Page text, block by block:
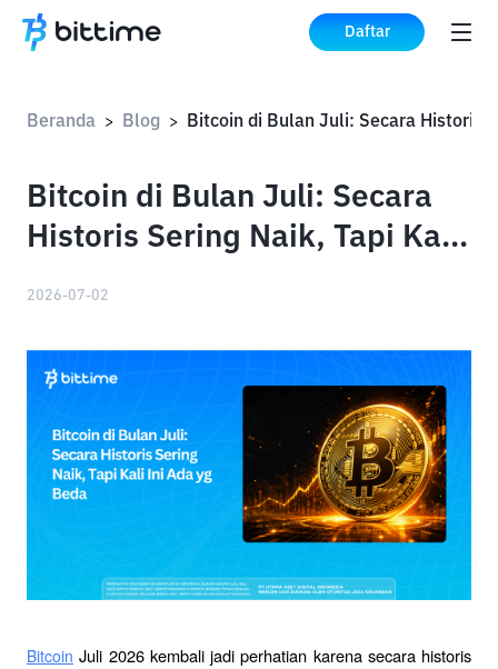
Daftar
Beranda > Blog >
Bitcoin di Bulan Juli: Secara
Historis Sering Naik, Tapi Kali
2026-07-02
Bitcoin Juli 2026 kembali jadi perhatian karena secara historis